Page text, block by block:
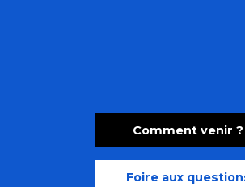
Comment venir ?
Foire aux